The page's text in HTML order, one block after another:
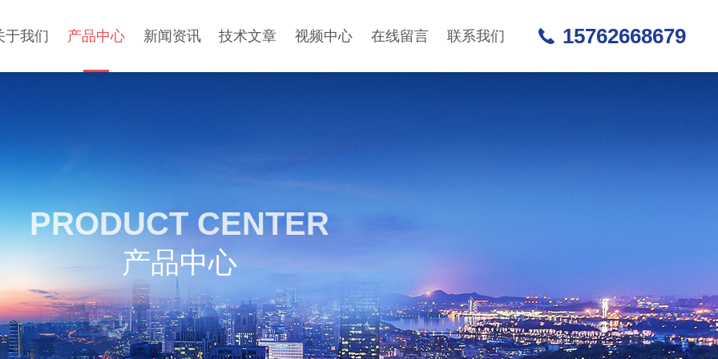
于我们 产品中心 新闻资讯 技术文章 视频中心 在线留言 联系我们 15762668679
PRODUCT CENTER
产品中心